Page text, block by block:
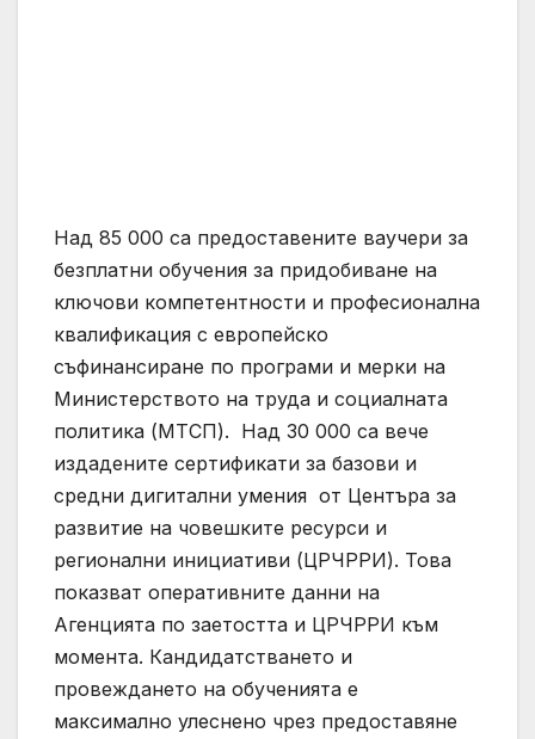
Над 85 000 са предоставените ваучери за
безплатни обучения за придобиване на
ключови компетентности и професионална
квалификация с европейско
съфинансиране по програми и мерки на
Министерството на труда и социалната
политика (МТСП). Над 30 000 са вече
издадените сертификати за базови и
средни дигитални умения от Центъра за
развитие на човешките ресурси и
регионални инициативи (ЦРЧРРИ). Това
показват оперативните данни на
Агенцията по заетостта и ЦРЧРРИ към
момента. Кандидатстването и
провеждането на обученията е
максимално улеснено чрез предоставяне